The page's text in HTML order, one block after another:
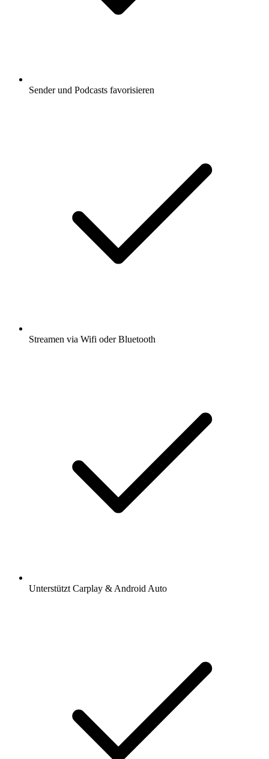
Sender und Podcasts favorisieren
Streamen via Wifi oder Bluetooth
Unterstützt Carplay & Android Auto